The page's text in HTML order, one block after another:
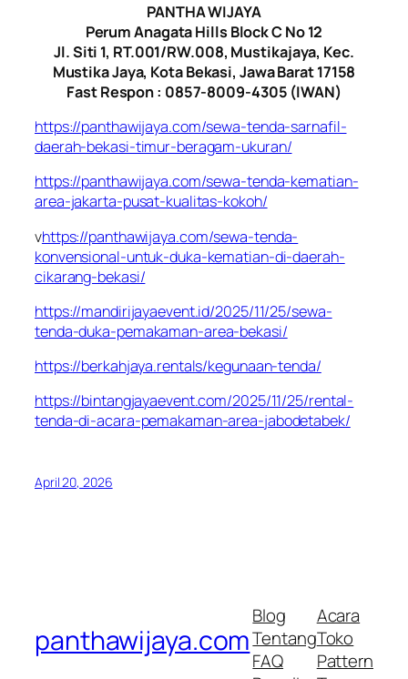
PANTHA WIJAYA
Perum Anagata Hills Block C No 12
Jl. Siti 1, RT.001/RW.008, Mustikajaya, Kec.
Mustika Jaya, Kota Bekasi, Jawa Barat 17158
Fast Respon : 0857-8009-4305 (IWAN)
https://panthawijaya.com/sewa-tenda-sarnafil-
daerah-bekasi-timur-beragam-ukuran/
https://panthawijaya.com/sewa-tenda-kematian-
area-jakarta-pusat-kualitas-kokoh/
vhttps://panthawijaya.com/sewa-tenda-
konvensional-untuk-duka-kematian-di-daerah-
cikarang-bekasi/
https://mandirijayaevent.id/2025/11/25/sewa-
tenda-duka-pemakaman-area-bekasi/
https://berkahjaya.rentals/kegunaan-tenda/
https://bintangjayaevent.com/2025/11/25/rental-
tenda-di-acara-pemakaman-area-jabodetabek/
April 20, 2026
panthawijaya.com
Blog
Tentang
FAQ
Acara
Toko
Pattern